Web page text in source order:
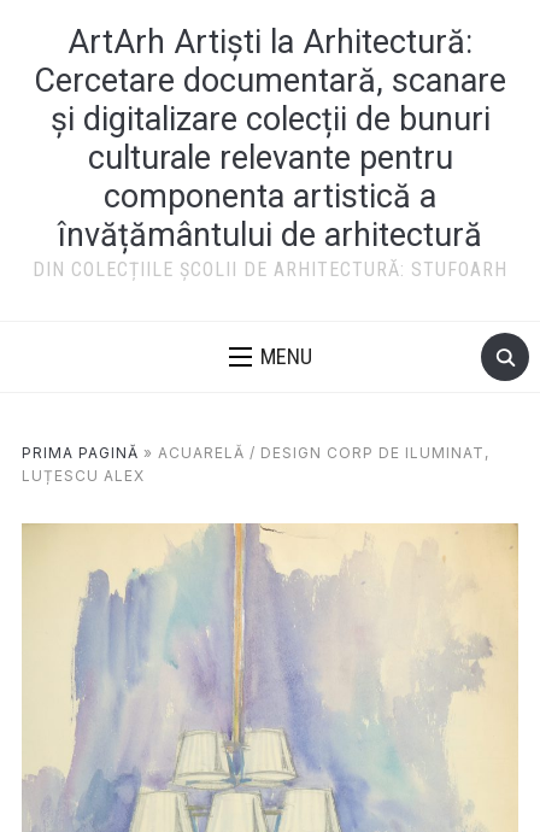
ArtArh Artiști la Arhitectură:
Cercetare documentară, scanare
și digitalizare colecții de bunuri
culturale relevante pentru
componenta artistică a
învățământului de arhitectură
DIN COLECȚIILE ȘCOLII DE ARHITECTURĂ: STUFOARH
MENU
PRIMA PAGINĂ » ACUARELĂ / DESIGN CORP DE ILUMINAT,
LUȚESCU ALEX